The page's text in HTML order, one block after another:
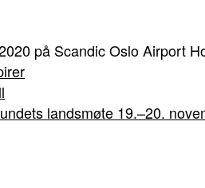
på Scandic Oslo Airport
landsmøte 19.–20.